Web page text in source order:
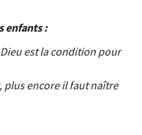
enfants :
est la condition pour
plus encore il faut naître